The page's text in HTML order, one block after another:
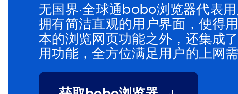
无国界·全球通bobo浏览器代表
拥有简洁直观的用户界面，使得
本的浏览网页功能之外，还集成
用功能，全方位满足用户的上网需